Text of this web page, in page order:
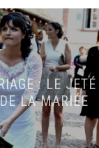
: LE
DE LA MARIÉE